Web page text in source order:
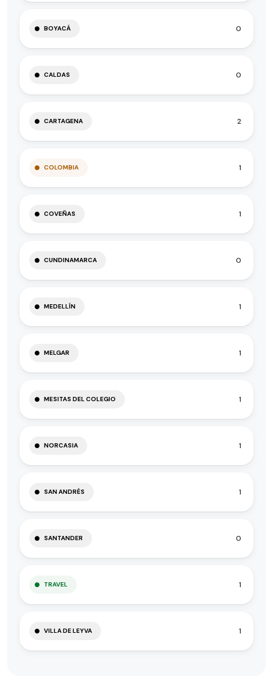
BOYACÁ 0
CALDAS 0
CARTAGENA 2
COLOMBIA 1
COVEÑAS 1
CUNDINAMARCA 0
MEDELLÍN 1
MELGAR 1
MESITAS DEL COLEGIO 1
NORCASIA 1
SAN ANDRÉS 1
SANTANDER 0
TRAVEL 1
VILLA DE LEYVA 1